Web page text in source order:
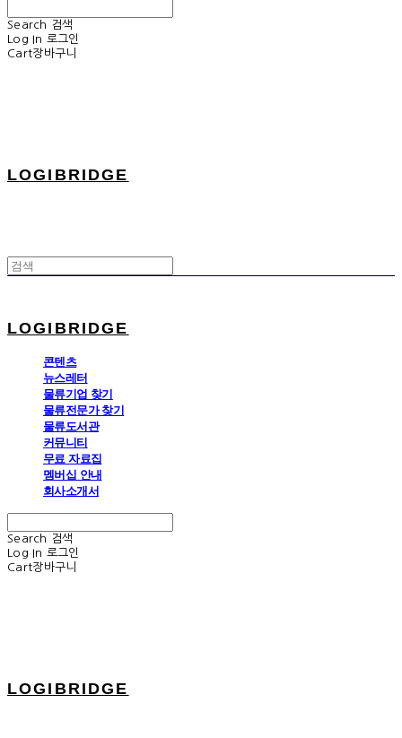
Search
검색
Log In 로그인
Cart장바구니
LOGIBRIDGE
LOGIBRIDGE
콘텐츠
뉴스레터
물류기업 찾기
물류전문가 찾기
물류도서관
커뮤니티
무료 자료집
멤버십 안내
회사소개서
Search
검색
Log In 로그인
Cart장바구니
LOGIBRIDGE